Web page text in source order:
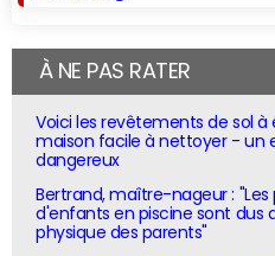
À NE PAS RATER
Voici les revêtements de sol à
maison facile à nettoyer - un
dangereux
Bertrand, maître-nageur :
d'enfants en piscine sont dus
physique des parents"